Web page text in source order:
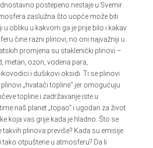
postepeno nestaje u Svemir.
zaslužna što uopće može biti
u obliku u kakvom ga je prije bilo i kakav
čine razni plinovi, no oni najvažniji u
promjena su staklenički plinovi –
metan, ozon, vodena para,
i dušikovi oksidi. Ti se plinovi
„hvatači topline“ jer omogućuju
topline i zadržavanje iste u
naš planet „topao“ i ugodan za život.
koja vas grije kada je hladno. Što se
takvih plinova previše? Kada su emisije
tako otpuštene u atmosferu? Da li